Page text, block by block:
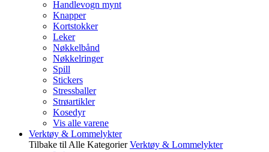
Handlevogn mynt
Knapper
Kortstokker
Leker
Nøkkelbånd
Nøkkelringer
Spill
Stickers
Stressballer
Strøartikler
Kosedyr
Vis alle varene
Verktøy & Lommelykter
Tilbake til Alle Kategorier Verktøy & Lommelykter